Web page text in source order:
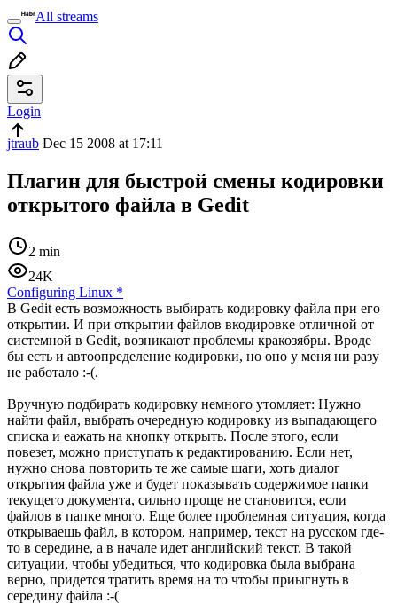
All streams
Login
jtraub Dec 15 2008 at 17:11
Плагин для быстрой смены кодировки
открытого файла в Gedit
2 min
24K
Configuring Linux *
В Gedit есть возможность выбирать кодировку файла при его
открытии. И при открытии файлов вкодировке отличной от
системной в Gedit, возникают проблемы кракозябры. Вроде
бы есть и автоопределение кодировки, но оно у меня ни разу
не работало :-(.
Вручную подбирать кодировку немного утомляет: Нужно
найти файл, выбрать очередную кодировку из выпадающего
списка и еажать на кнопку открыть. После этого, если
повезет, можно приступать к редактированию. Если нет,
нужно снова повторить те же самые шаги, хоть диалог
открытия файла уже и будет показывать содержимое папки
текущего документа, сильно проще не становится, если
файлов в папке много. Еще более проблемная ситуация, когда
открываешь файл, в котором, например, текст на русском где-
то в середине, а в начале идет английский текст. В такой
ситуации, чтобы убедиться, что кодировка была выбрана
верно, придется тратить время на то чтобы приыгнуть в
середину файла :-(